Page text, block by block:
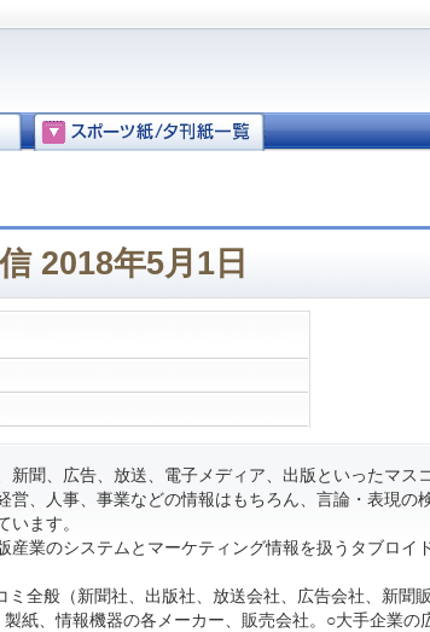
2018年5月1日
新聞、広告、放送、電子メディア、出版といったマス
営、人事、事業などの情報はもちろん、言論・表現の
います。
産業のシステムとマーケティング情報を扱うタブロイ
ミ全般（新聞社、出版社、放送会社、広告会社、新聞
紙、情報機器の各メーカー、販売会社。○大手企業